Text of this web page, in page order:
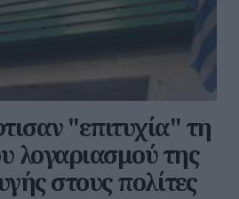
"επιτυχία" τη
λογαριασμού της
στους πολίτες